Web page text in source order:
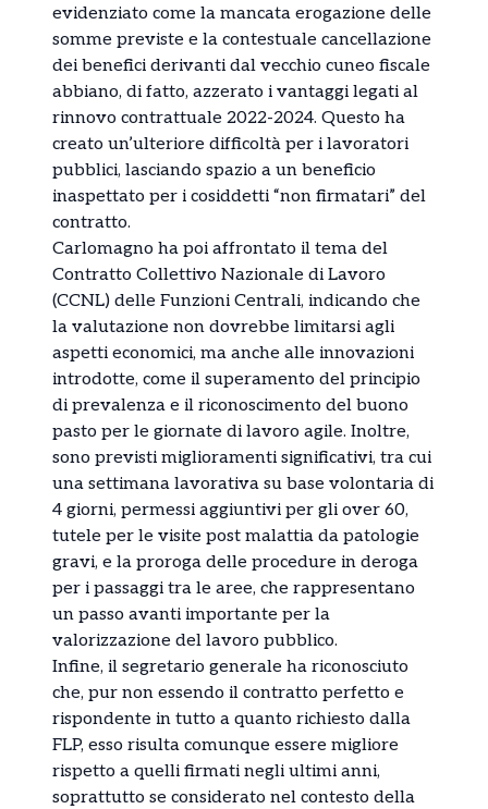
evidenziato come la mancata erogazione delle
somme previste e la contestuale cancellazione
dei benefici derivanti dal vecchio cuneo fiscale
abbiano, di fatto, azzerato i vantaggi legati al
rinnovo contrattuale 2022-2024. Questo ha
creato un’ulteriore difficoltà per i lavoratori
pubblici, lasciando spazio a un beneficio
inaspettato per i cosiddetti “non firmatari” del
contratto.
Carlomagno ha poi affrontato il tema del
Contratto Collettivo Nazionale di Lavoro
(CCNL) delle Funzioni Centrali, indicando che
la valutazione non dovrebbe limitarsi agli
aspetti economici, ma anche alle innovazioni
introdotte, come il superamento del principio
di prevalenza e il riconoscimento del buono
pasto per le giornate di lavoro agile. Inoltre,
sono previsti miglioramenti significativi, tra cui
una settimana lavorativa su base volontaria di
4 giorni, permessi aggiuntivi per gli over 60,
tutele per le visite post malattia da patologie
gravi, e la proroga delle procedure in deroga
per i passaggi tra le aree, che rappresentano
un passo avanti importante per la
valorizzazione del lavoro pubblico.
Infine, il segretario generale ha riconosciuto
che, pur non essendo il contratto perfetto e
rispondente in tutto a quanto richiesto dalla
FLP, esso risulta comunque essere migliore
rispetto a quelli firmati negli ultimi anni,
soprattutto se considerato nel contesto della